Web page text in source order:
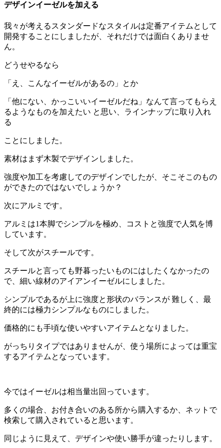
デザインイーゼルを加える
我々が考えるスタンダードなスタイルは定番アイテムとして
開発することにしましたが、それだけでは面白くありませ
ん。
どうせやるなら
「え、こんなイーゼルがあるの」とか
「他にない、かっこいいイーゼルだね」なんて言ってもらえ
るようなものを加えたい と思い、ラインナップに取り入れ
る
ことにしました。
素材はまず木製でデザインしました。
強度や加工を考慮してのデザインでしたが、そこそこのもの
ができたのではないでしょうか？
次にアルミです。
アルミは1本脚でシンプルを極め、コストと強度で人気を博
しています。
そして次がスチールです。
スチールと言っても野暮ったいものにはしたくなかったの
で、細い線材のアイアンイーゼルにしました。
シンプルであるが上に強度と形状のバランスが 難しく、最
終的には極力シンプルなものにしました。
価格的にも手頃な使いやすいアイテムとなりました。
がっちりタイプではありませんが、使う場所によっては重宝
するアイテムとなっています。
今ではイーゼルは相当量出回っています。
多くの場合、お付き合いのある所から購入するか、ネットで
検索して購入されていると思います。
同じように見えて、デザインや使い勝手が違ったりします。